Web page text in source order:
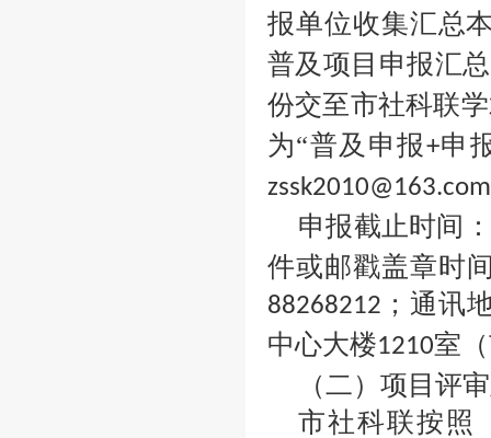
报单位收集汇总
普及项目申报汇
份交至市社科联
为“普及申报+申
zssk2010@163.com
申报截止时间：
件或邮戳盖章时
88268212 ；通讯
中心大楼1210室
（二）项目评
市社科联按照